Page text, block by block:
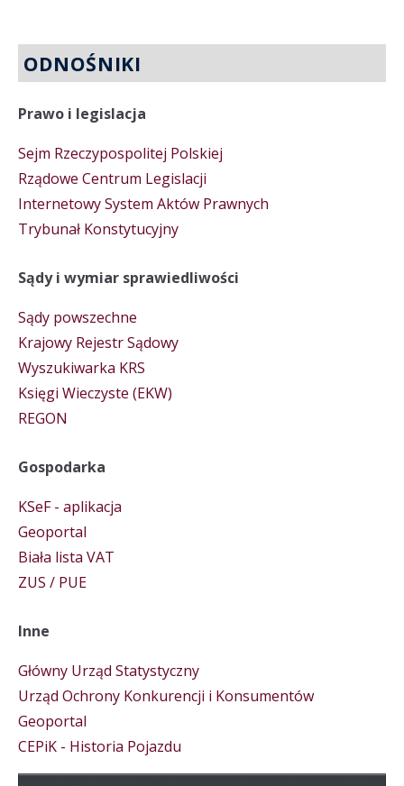
ODNOŚNIKI
Prawo i legislacja
Sejm Rzeczypospolitej Polskiej
Rządowe Centrum Legislacji
Internetowy System Aktów Prawnych
Trybunał Konstytucyjny
Sądy i wymiar sprawiedliwości
Sądy powszechne
Krajowy Rejestr Sądowy
Wyszukiwarka KRS
Księgi Wieczyste (EKW)
REGON
Gospodarka
KSeF - aplikacja
Geoportal
Biała lista VAT
ZUS / PUE
Inne
Główny Urząd Statystyczny
Urząd Ochrony Konkurencji i Konsumentów
Geoportal
CEPiK - Historia Pojazdu